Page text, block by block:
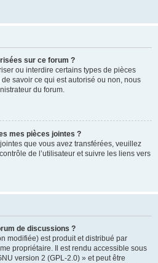
sur ce forum ?
ou interdire certains types de pièces
savoir ce qui est autorisé ou non, nous
du forum.
mes pièces jointes ?
que vous avez transférées, veuillez
de l’utilisateur et suivre les liens vers
de discussions ?
modifiée) est produit et distribué par
propriétaire. Il est rendu accessible sous
version 2 (GPL-2.0) » et peut être